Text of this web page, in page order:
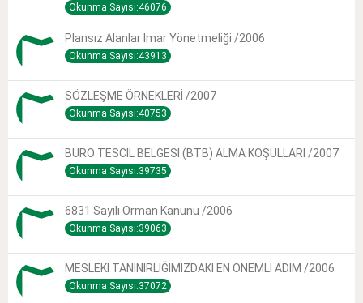
Okunma Sayısı:46076
Plansız Alanlar Imar Yönetmeliği /2006
Okunma Sayısı:43913
SÖZLEŞME ÖRNEKLERİ /2007
Okunma Sayısı:40753
BÜRO TESCİL BELGESİ (BTB) ALMA KOŞULLARI /2007
Okunma Sayısı:39735
6831 Sayılı Orman Kanunu /2006
Okunma Sayısı:39063
MESLEKİ TANINIRLIĞIMIZDAKİ EN ÖNEMLİ ADIM /2006
Okunma Sayısı:37072